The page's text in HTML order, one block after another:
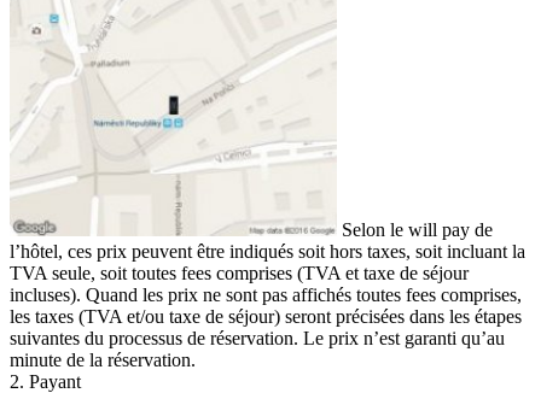
Selon le will pay de
l’hôtel, ces prix peuvent être indiqués soit hors taxes, soit incluant la
TVA seule, soit toutes fees comprises (TVA et taxe de séjour
incluses). Quand les prix ne sont pas affichés toutes fees comprises,
les taxes (TVA et/ou taxe de séjour) seront précisées dans les étapes
suivantes du processus de réservation. Le prix n’est garanti qu’au
minute de la réservation.
2. Payant